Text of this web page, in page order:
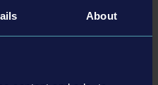
About
Russian:]